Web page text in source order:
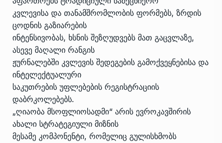
კვლევისა და თანამშრომლობის ფორმებს, ზრდის
ცოდნის გაზიარების
ინტენსივობას, ხსნის შეზღუდვებს მათ გაცვლაზე,
ასევე მაღალი რანგის
ჟურნალებში კვლევის შედეგების გამოქვეყნებისა და
ინტელექტუალური
საკუთრების უფლებების რეგისტრაციის
დაბრკოლებებს.
„ღიაობა მსოფლიოსადმი“ არის ევროკავშირის
ახალი სტრატეგიული მიზნის
მესამე კომპონენტი, რომელიც გულისხმობს